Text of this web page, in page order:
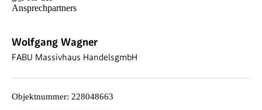
Wolfgang Wagner
FABU Massivhaus HandelsgmbH
Objektnummer: 228048663